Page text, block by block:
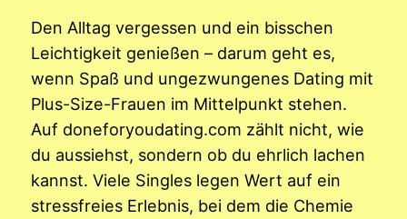
Den Alltag vergessen und ein bisschen
Leichtigkeit genießen – darum geht es,
wenn Spaß und ungezwungenes Dating mit
Plus-Size-Frauen im Mittelpunkt stehen.
Auf doneforyoudating.com zählt nicht, wie
du aussiehst, sondern ob du ehrlich lachen
kannst. Viele Singles legen Wert auf ein
stressfreies Erlebnis, bei dem die Chemie